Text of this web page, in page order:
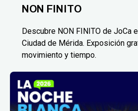
NON FINITO
Descubre NON FINITO de JoCa
Ciudad de Mérida. Exposición
movimiento y tiempo.